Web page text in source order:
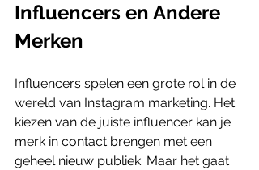
Influencers en Andere
Merken
Influencers spelen een grote rol in de
wereld van Instagram marketing. Het
kiezen van de juiste influencer kan je
merk in contact brengen met een
geheel nieuw publiek. Maar het gaat